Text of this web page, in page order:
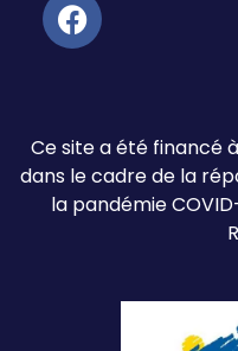
Ce site a été financé à
dans le cadre de la
la pandémie